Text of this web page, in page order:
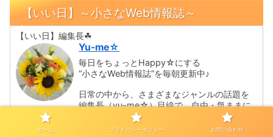
【いい日】～小さなWeb情報誌～
【いい日】編集長☘
Yu-me☆
毎日をちょっとHappy☆にする
“小さなWeb情報誌”を毎朝更新中♪
日常の中から、さまざまなジャンルの話題を
編集長（yu-me☆）目線で、自由・気ままに
ホーム プライバシーポリシー お問い合わせ